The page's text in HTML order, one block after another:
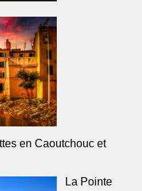
en Caoutchouc et
La Pointe